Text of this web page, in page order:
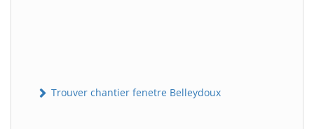
Trouver chantier fenetre Belleydoux